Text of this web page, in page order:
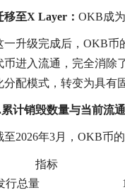
移至X Layer： OKB成
一升级完成后，OKB
币进入流通，完全消除
分配模式，转变为具有
累计销毁数量与当前流
至2026年3月，OKB币
指标
行总量